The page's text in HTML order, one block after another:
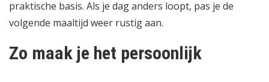
praktische basis. Als je dag anders loopt, pas je de
volgende maaltijd weer rustig aan.
Zo maak je het persoonlijk